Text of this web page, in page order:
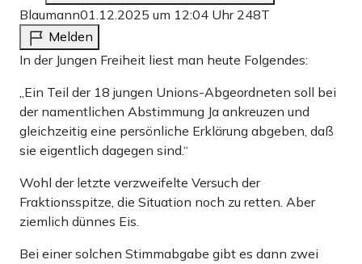
Blaumann01.12.2025 um 12:04 Uhr 248T
Melden
In der Jungen Freiheit liest man heute Folgendes:
„Ein Teil der 18 jungen Unions-Abgeordneten soll bei
der namentlichen Abstimmung Ja ankreuzen und
gleichzeitig eine persönliche Erklärung abgeben, daß
sie eigentlich dagegen sind.“
Wohl der letzte verzweifelte Versuch der
Fraktionsspitze, die Situation noch zu retten. Aber
ziemlich dünnes Eis.
Bei einer solchen Stimmabgabe gibt es dann zwei